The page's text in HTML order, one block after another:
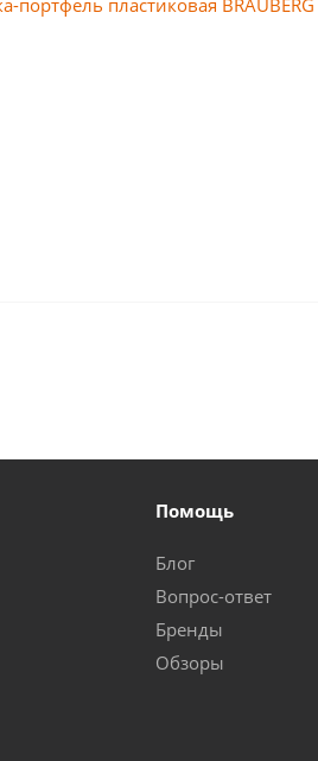
Помощь
Блог
Вопрос-ответ
Бренды
Обзоры